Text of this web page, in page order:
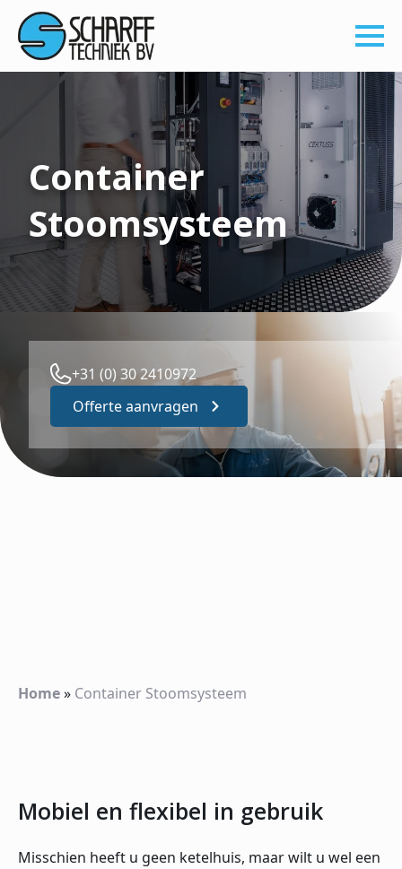
Container
Stoomsysteem
+31 (0) 30 2410972
Offerte aanvragen
Home» Container Stoomsysteem
Mobiel en flexibel in gebruik
Misschien heeft u geen ketelhuis, maar wilt u wel een